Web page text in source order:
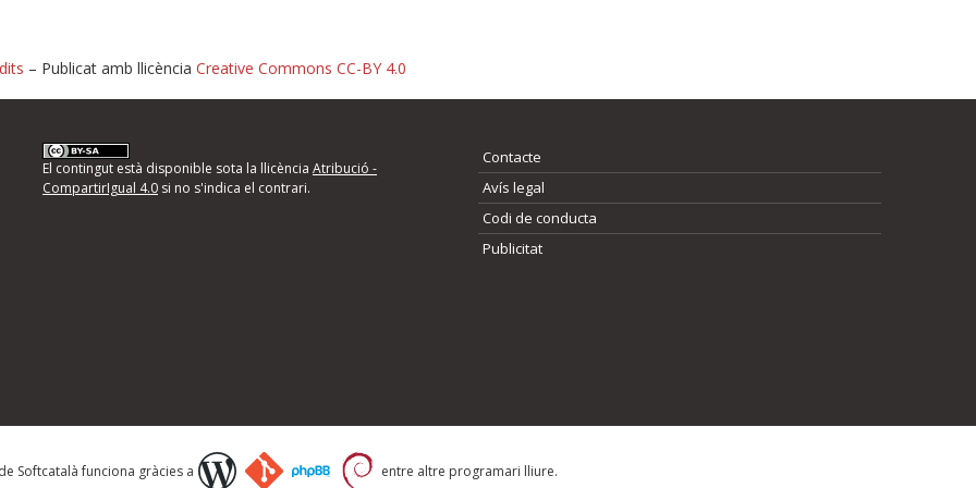
d'errors
següents i descriviu quina és la millora que
– Publicat amb llicència Creative Commons CC-BY 4.0
El contingut està disponible sota la llicència Atribució -
CompartirIgual 4.0si no s'indica el contrari.
Contacte
Avís legal
Codi de conducta
Publicitat
Softcatalà funciona gràcies a entre altre programari lliure.